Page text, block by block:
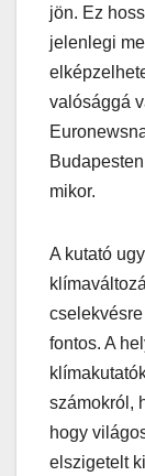
jön. Ez
jelenlegi
valósággá
mikor.
A kutató
fontos. A
számokról,
hogy
elszigetelt